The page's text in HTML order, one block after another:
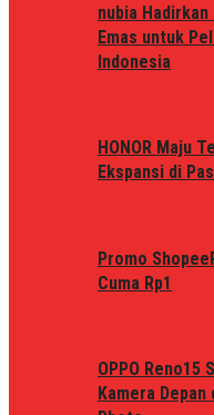
nubia
Emas untuk
Indonesia
HONOR Maju
Ekspansi di
Promo
Cuma Rp1
OPPO Reno15
Kamera Depan